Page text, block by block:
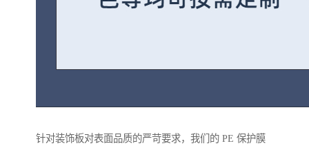
针对装饰板对表面品质的严苛要求，我们的 PE 保护膜